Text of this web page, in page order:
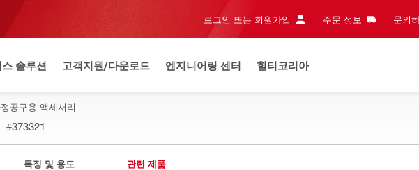
로그인 또는 회원가입 주문 정보 문의
솔루션 고객지원/다운로드 엔지니어링 센터 힐티코리아
공구용 액세서리
#373321
특징 및 용도 관련 제품